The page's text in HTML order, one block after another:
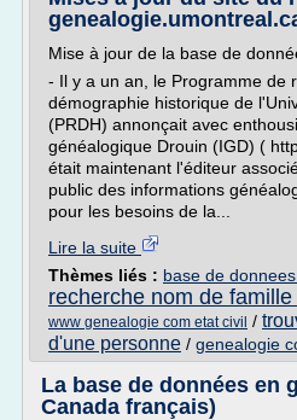
Mise à jour de la base de
- Il y a un an, le Programme de
démographie historique de
(PRDH) annonçait avec
généalogique Drouin (IGD) (
était maintenant l'éditeur
public des informations
pour les besoins de la...
Lire la suite
Thèmes liés : base de
recherche nom de
www genealogie com etat civil /
d'une personne / genealogie
La base de données en
Canada français)